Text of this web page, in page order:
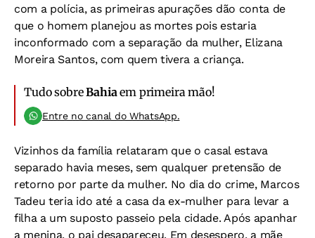
com a polícia, as primeiras apurações dão conta de
que o homem planejou as mortes pois estaria
inconformado com a separação da mulher, Elizana
Moreira Santos, com quem tivera a criança.
Tudo sobreBahiaem primeira mão!
Entre no canal do WhatsApp.
Vizinhos da família relataram que o casal estava
separado havia meses, sem qualquer pretensão de
retorno por parte da mulher. No dia do crime, Marcos
Tadeu teria ido até a casa da ex-mulher para levar a
filha a um suposto passeio pela cidade. Após apanhar
a menina, o pai desapareceu. Em desespero, a mãe